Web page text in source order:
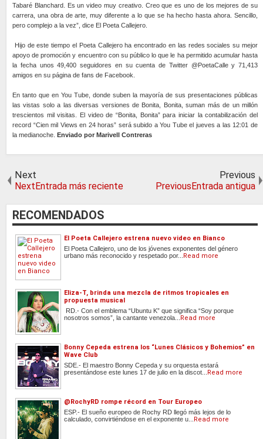
Tabaré Blanchard. Es un video muy creativo. Creo que es uno de los mejores de su
carrera, una obra de arte, muy diferente a lo que se ha hecho hasta ahora. Sencillo,
pero complejo a la vez”, dice El Poeta Callejero.
Hijo de este tiempo el Poeta Callejero ha encontrado en las redes sociales su mejor
apoyo de promoción y encuentro con su público lo que le ha permitido acumular hasta
la fecha unos 49,400 seguidores en su cuenta de Twitter @PoetaCalle y 71,413
amigos en su página de fans de Facebook.
En tanto que en You Tube, donde suben la mayoría de sus presentaciones públicas
las vistas solo a las diversas versiones de Bonita, Bonita, suman más de un millón
trescientos mil visitas. El video de “Bonita, Bonita” para iniciar la contabilización del
record “Cien mil Views en 24 horas” será subido a You Tube el jueves a las 12:01 de
la medianoche. Enviado por Marivell Contreras
Next
NextEntrada más reciente
Previous
PreviousEntrada antigua
RECOMENDADOS
El Poeta Callejero estrena nuevo video en Bianco
El Poeta Callejero, uno de los jóvenes exponentes del género
urbano más reconocido y respetado por... Read more
Eliza-T, brinda una mezcla de ritmos tropicales en
propuesta musical
RD.- Con el emblema “Ubuntu K” que significa “Soy porque
nosotros somos”, la cantante venezola... Read more
Bonny Cepeda estrena los “Lunes Clásicos y Bohemios” en
Wave Club
SDE.- El maestro Bonny Cepeda y su orquesta estará
presentándose este lunes 17 de julio en la discot... Read more
@RochyRD rompe récord en Tour Europeo
ESP.- El sueño europeo de Rochy RD llegó más lejos de lo
calculado, convirtiéndose en el exponente u... Read more